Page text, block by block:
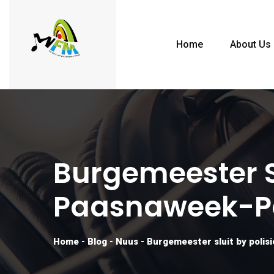
Home About Us
Burgemeester
Paasnaweek-
Home -Blog - Nuus - Burgemeester sluit by